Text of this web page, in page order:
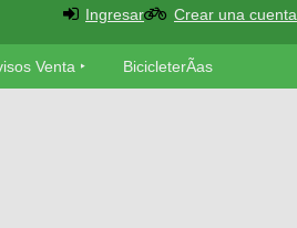
Ingresar Crear una cuenta
Venta BicicleterÃ­as